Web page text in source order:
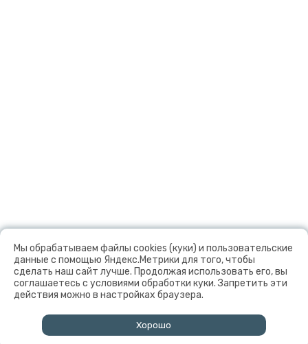
Мы обрабатываем файлы cookies (куки) и пользовательские
данные с помощью Яндекс.Метрики для того, чтобы
сделать наш сайт лучше. Продолжая использовать его, вы
соглашаетесь с условиями обработки куки. Запретить эти
действия можно в настройках браузера.
Хорошо